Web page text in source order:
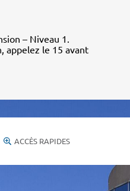
– Niveau 1.
appelez le 15 avant
ACCÈS RAPIDES